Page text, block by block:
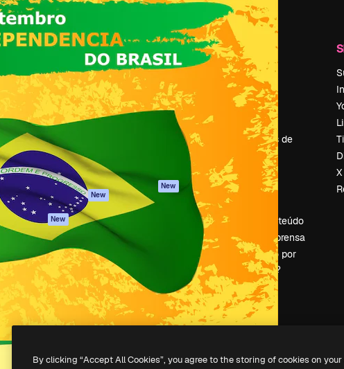
Produtos
Spaces
Assistente de IA
Gerador de
imagens
Gerador de vídeos
Texto para voz
Conteúdo de stock
MCP para
Claude/ChatGPT
New
Agentes New
API
App móvel
Todas as
ferramentas
Começar
Academy
Documentação
Atendimento
privacidade
Originais
New
Política de cookies
confiabilidade
Afiliados
Empresas
Empresa
Preços
Sobre nós
Reviews
Emprego
Tendências de
pesquisa
Blog
Eventos
Slidesgo
Vender conteúdo
Sala de imprensa
Procurando por
magnific.ai?
X
Todos os direitos reservados.
By clicking “Accept All Cookies”, you agree to the storing of cookies on